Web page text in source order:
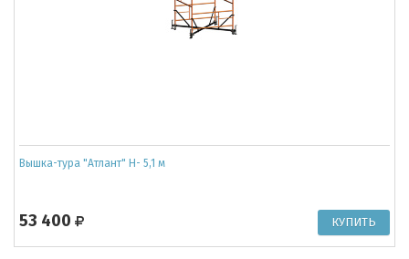
Вышка-тура "Атлант" Н- 5,1 м
53 400